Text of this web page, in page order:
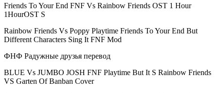
Friends To Your End FNF Vs Rainbow Friends OST 1 Hour
1HourOST S
Rainbow Friends Vs Poppy Playtime Friends To Your End But
Different Characters Sing It FNF Mod
ФНФ Радужные друзья перевод
BLUE Vs JUMBO JOSH FNF Playtime But It S Rainbow Friends
VS Garten Of Banban Cover